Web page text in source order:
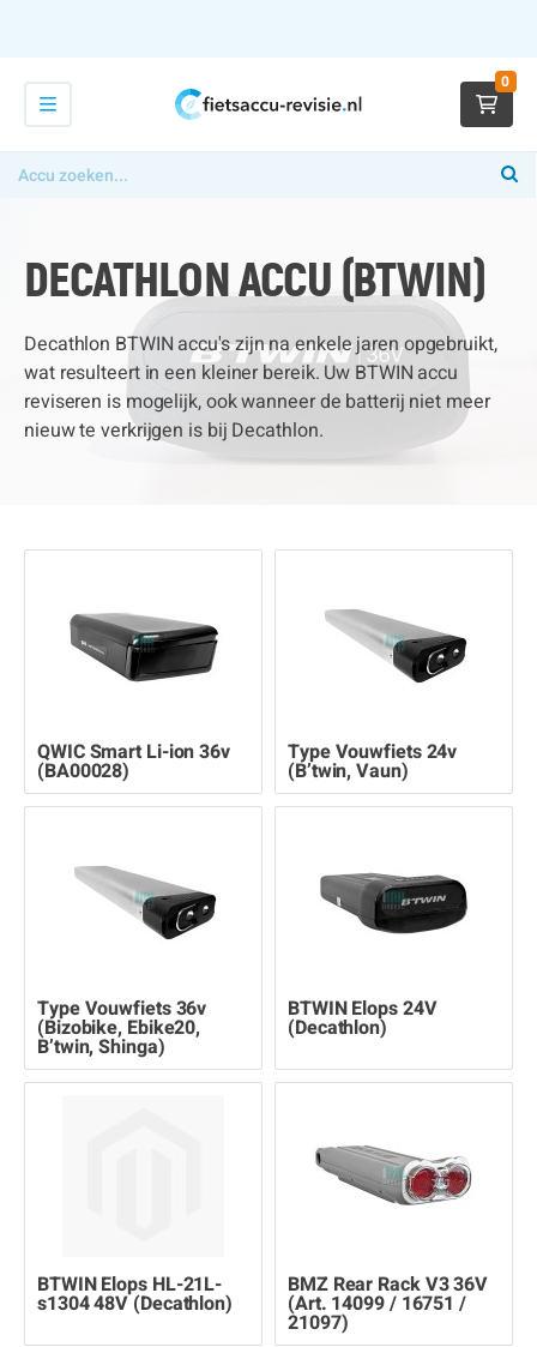
0
DECATHLON ACCU (BTWIN)
Decathlon BTWIN accu's zijn na enkele jaren opgebruikt,
wat resulteert in een kleiner bereik. Uw BTWIN accu
reviseren is mogelijk, ook wanneer de batterij niet meer
nieuw te verkrijgen is bij Decathlon.
QWIC Smart Li-ion 36v
(BA00028)
Type Vouwfiets 24v
(B’twin, Vaun)
Type Vouwfiets 36v
(Bizobike, Ebike20,
B’twin, Shinga)
BTWIN Elops 24V
(Decathlon)
BTWIN Elops HL-21L-
s1304 48V (Decathlon)
BMZ Rear Rack V3 36V
(Art. 14099 / 16751 /
21097)